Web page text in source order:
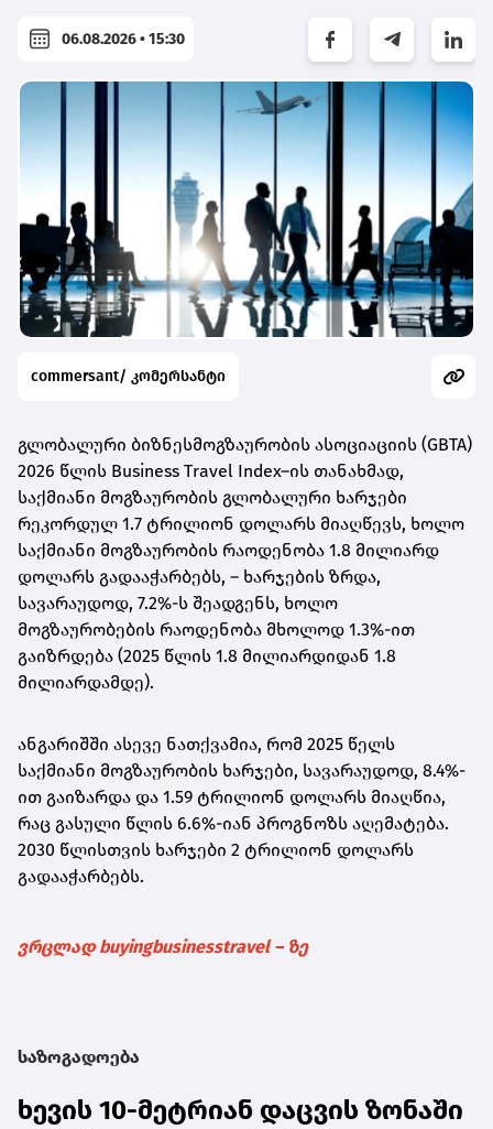
06.08.2026 • 15:30
commersant/ კომერსანტი
გლობალური ბიზნესმოგზაურობის ასოციაციის (GBTA)
2026 წლის Business Travel Index–ის თანახმად,
საქმიანი მოგზაურობის გლობალური ხარჯები
რეკორდულ 1.7 ტრილიონ დოლარს მიაღწევს, ხოლო
საქმიანი მოგზაურობის რაოდენობა 1.8 მილიარდ
დოლარს გადააჭარბებს, – ხარჯების ზრდა,
სავარაუდოდ, 7.2%-ს შეადგენს, ხოლო
მოგზაურობების რაოდენობა მხოლოდ 1.3%-ით
გაიზრდება (2025 წლის 1.8 მილიარდიდან 1.8
მილიარდამდე).
ანგარიშში ასევე ნათქვამია, რომ 2025 წელს
საქმიანი მოგზაურობის ხარჯები, სავარაუდოდ, 8.4%-
ით გაიზარდა და 1.59 ტრილიონ დოლარს მიაღწია,
რაც გასული წლის 6.6%-იან პროგნოზს აღემატება.
2030 წლისთვის ხარჯები 2 ტრილიონ დოლარს
გადააჭარბებს.
ვრცლად buyingbusinesstravel – ზე
საზოგადოება
ხევის 10-მეტრიან დაცვის ზონაში